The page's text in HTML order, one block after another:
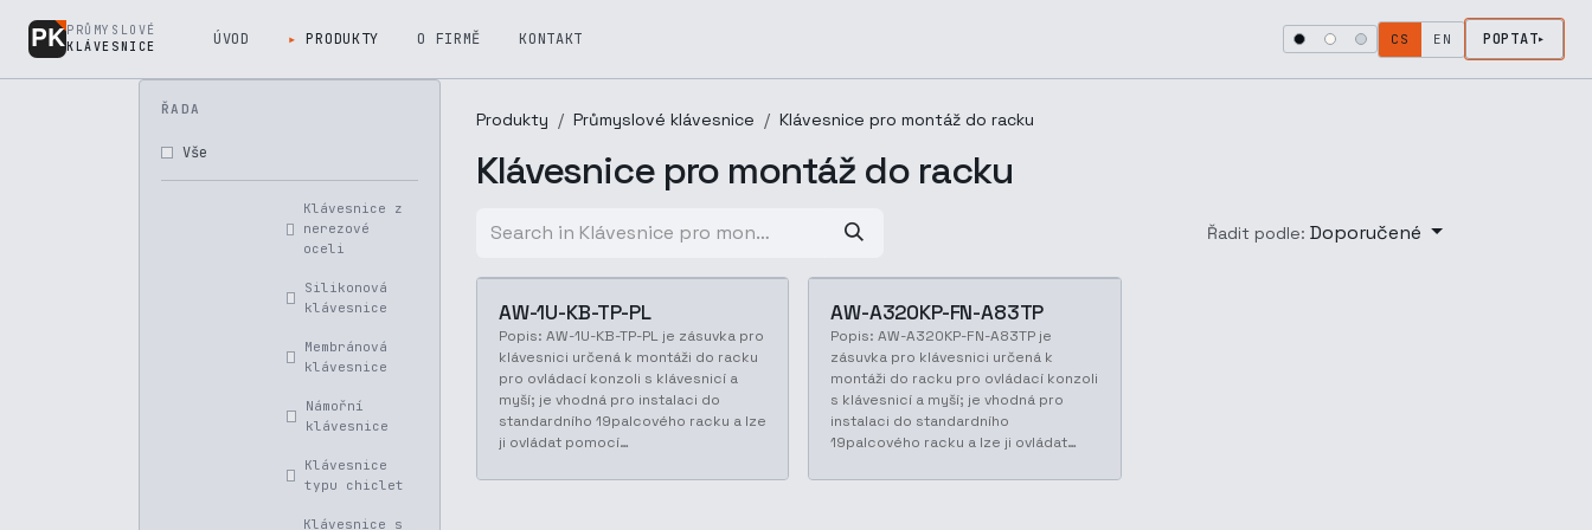
PRŮMYSLOVÉ
KLÁVESNICE
ÚVOD PRODUKTY O FIRMĚ KONTAKT CS EN POPTAT
ŘADA
Vše
Klávesnice z
nerezové
oceli
Silikonová
klávesnice
Membránová
klávesnice
Námořní
klávesnice
Klávesnice
typu chiclet
Klávesnice s
Produkty Průmyslové klávesnice Klávesnice pro montáž do racku
Klávesnice pro montáž do racku
Řadit podle: Doporučené
AW-1U-KB-TP-PL
Popis: AW-1U-KB-TP-PL je zásuvka pro
klávesnici určená k montáži do racku
pro ovládací konzoli s klávesnicí a
myší; je vhodná pro instalaci do
standardního 19palcového racku a lze
ji ovládat pomocí…
AW-A320KP-FN-A83TP
Popis: AW-A320KP-FN-A83TP je
zásuvka pro klávesnici určená k
montáži do racku pro ovládací konzoli
s klávesnicí a myší; je vhodná pro
instalaci do standardního
19palcového racku a lze ji ovládat…